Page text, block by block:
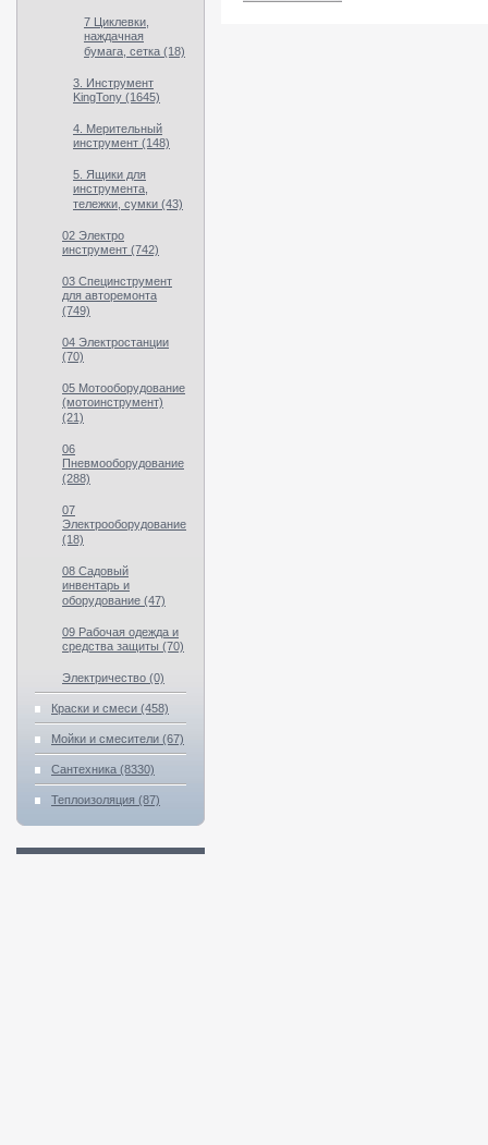
7 Циклевки,
наждачная
бумага, сетка (18)
3. Инструмент
KingTony (1645)
4. Мерительный
инструмент (148)
5. Ящики для
инструмента,
тележки, сумки (43)
02 Электро
инструмент (742)
03 Специнструмент
для авторемонта
(749)
04 Электростанции
(70)
05 Мотооборудование
(мотоинструмент)
(21)
06
Пневмооборудование
(288)
07
Электрооборудование
(18)
08 Садовый
инвентарь и
оборудование (47)
09 Рабочая одежда и
средства защиты (70)
Электричество (0)
Краски и смеси (458)
Мойки и смесители (67)
Сантехника (8330)
Теплоизоляция (87)